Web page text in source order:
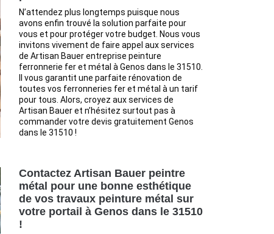
N’attendez plus longtemps puisque nous
avons enfin trouvé la solution parfaite pour
vous et pour protéger votre budget. Nous vous
invitons vivement de faire appel aux services
de Artisan Bauer entreprise peinture
ferronnerie fer et métal à Genos dans le 31510.
Il vous garantit une parfaite rénovation de
toutes vos ferronneries fer et métal à un tarif
pour tous. Alors, croyez aux services de
Artisan Bauer et n’hésitez surtout pas à
commander votre devis gratuitement Genos
dans le 31510 !
Contactez Artisan Bauer peintre
métal pour une bonne esthétique
de vos travaux peinture métal sur
votre portail à Genos dans le 31510
!